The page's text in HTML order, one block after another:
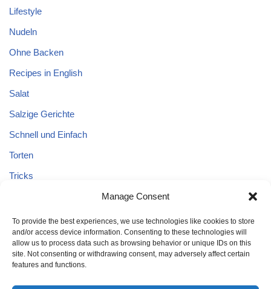
Manage Consent
To provide the best experiences, we use technologies like cookies to store
and/or access device information. Consenting to these technologies will
allow us to process data such as browsing behavior or unique IDs on this
site. Not consenting or withdrawing consent, may adversely affect certain
features and functions.
Lifestyle
Nudeln
Ohne Backen
Recipes in English
Salat
Salzige Gerichte
Schnell und Einfach
Torten
Tricks
Uncategorized
Vegane Kuchen